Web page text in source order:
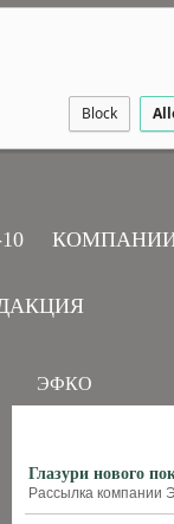
Block
ЭФКО
Глазури нового
Рассылка компании